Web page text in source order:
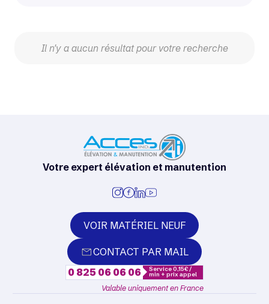
Il n'y a aucun résultat pour votre recherche
Votre expert élévation et manutention
VOIR MATÉRIEL NEUF
CONTACT PAR MAIL
0 825 06 06 06
Service 0,15€ /
min + prix appel
Valable uniquement en France